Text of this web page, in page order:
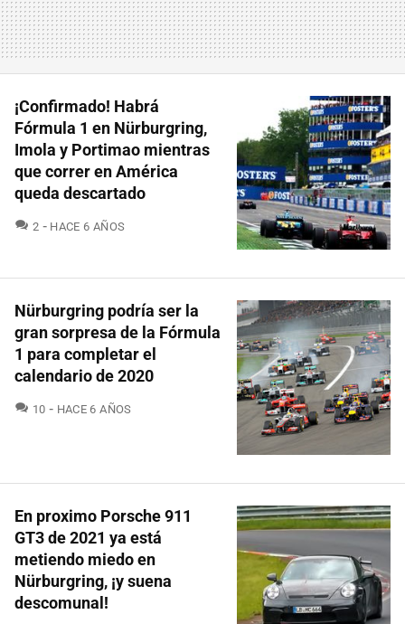
¡Confirmado! Habrá
Fórmula 1 en Nürburgring,
Imola y Portimao mientras
que correr en América
queda descartado
2 COMENTARIOS
HACE 6 AÑOS
Nürburgring podría ser la
gran sorpresa de la Fórmula
1 para completar el
calendario de 2020
10 COMENTARIOS
HACE 6 AÑOS
En proximo Porsche 911
GT3 de 2021 ya está
metiendo miedo en
Nürburgring, ¡y suena
descomunal!